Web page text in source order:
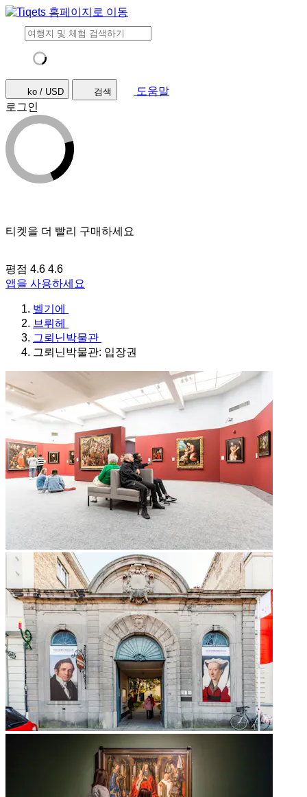
ko / USD 검색
도움말
로그인
티켓을 더 빨리 구매하세요
평점 4.6 4.6
앱을 사용하세요
벨기에
브뤼헤
그뢰닌박물관
그뢰닌박물관: 입장권